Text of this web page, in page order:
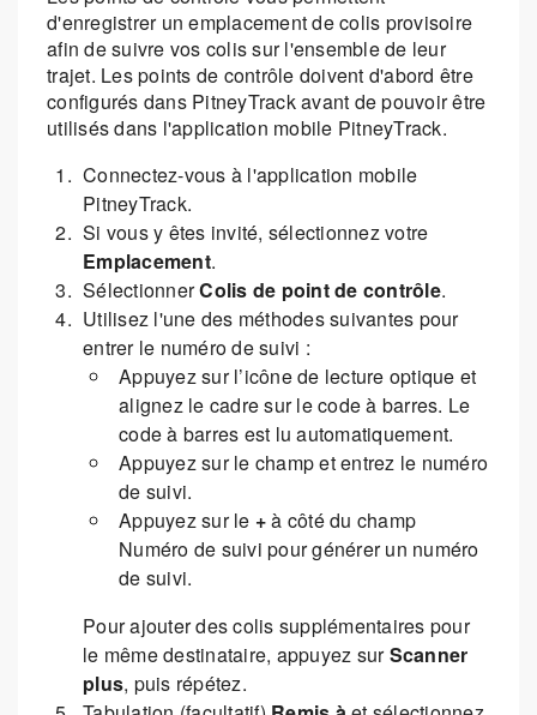
d'enregistrer un emplacement de colis provisoire
afin de suivre vos colis sur l'ensemble de leur
trajet. Les points de contrôle doivent d'abord être
configurés dans PitneyTrack avant de pouvoir être
utilisés dans l'application mobile PitneyTrack.
Connectez-vous à l'application mobile
PitneyTrack.
Si vous y êtes invité, sélectionnez votre
Emplacement.
SélectionnerColis de point de contrôle.
Utilisez l'une des méthodes suivantes pour
entrer le numéro de suivi :
Appuyez sur l’icône de lecture optique et
alignez le cadre sur le code à barres. Le
code à barres est lu automatiquement.
Appuyez sur le champ et entrez le numéro
de suivi.
Appuyez sur le +à côté du champ
Numéro de suivi pour générer un numéro
de suivi.
Pour ajouter des colis supplémentaires pour
le même destinataire, appuyez surScanner
plus, puis répétez.